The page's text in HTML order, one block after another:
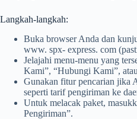
Langkah-langkah:
Buka browser Anda dan
www. spx- express. com
Jelajahi menu-menu yang
Kami”, “Hubungi Kami”,
Gunakan fitur pencarian jika
seperti tarif pengiriman ke
Untuk melacak paket,
Pengiriman”.